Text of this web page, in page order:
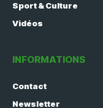
Sport & Culture
Vidéos
INFORMATIONS
Contact
Newsletter